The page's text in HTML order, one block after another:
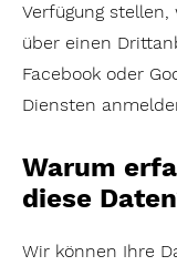
Verfügung
über einen
Facebook oder
Diensten
Warum
diese
Wir können Ihre